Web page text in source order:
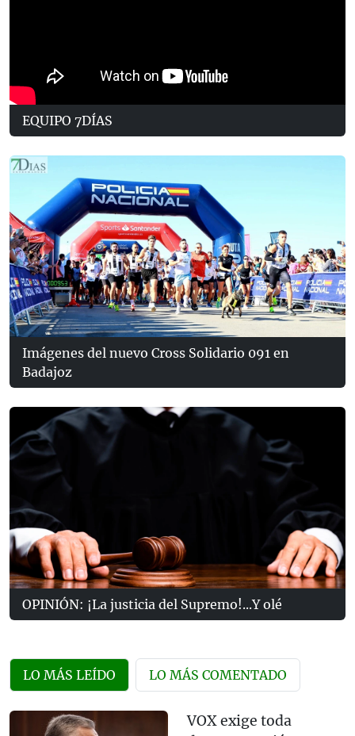
EQUIPO 7DÍAS
Imágenes del nuevo Cross Solidario 091 en
Badajoz
OPINIÓN: ¡La justicia del Supremo!...Y olé
LO MÁS LEÍDO LO MÁS COMENTADO
VOX exige toda